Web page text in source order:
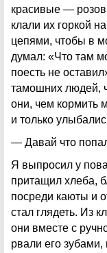
красивые —
клали их горкой
цепями, чтобы в
думал: «Что там
поесть не
тамошних людей,
они, чем кормить
и только
— Давай что
Я выпросил у
притащил хлеба,
посреди каюты и
стал глядеть. Из
они вместе с
рвали его зубами,